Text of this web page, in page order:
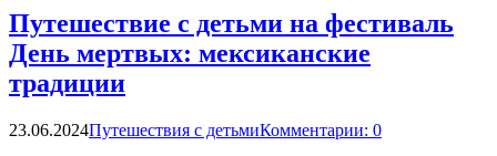
Путешествие с детьми на фестиваль
День мертвых: мексиканские
традиции
23.06.2024Путешествия с детьмиКомментарии: 0